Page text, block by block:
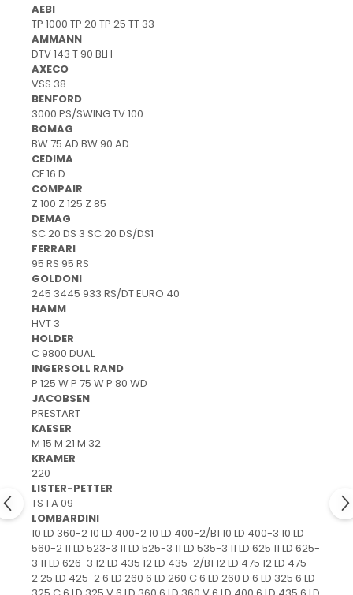
Bolturi - role - bucse
Burdufe si cilindri
Mecanice
Electrice
Hidraulice
Motoare electrice si pompe
SÖRENSEN
Mecanice
Electrice
Hidraulice
Cilindri hidraulici si burdufe
protectie
Grup electropompa
Bolturi, role si bucsi
MAMMUT LIFT
Mecanice
Electrice
Hidraulice
Motor electric si pompa hidraulica
Cilindru hidraulic si protectie
burduf
ERHEL - HYDRIS
Hidraulice
Electrice
Mecanice
Role, bucse si bolturi
Motoras electric si pompa
Cilindri si burdufuri protectie
AEBI
TP 1000 TP 20 TP 25 TT 33
AMMANN
DTV 143 T 90 BLH
AXECO
VSS 38
BENFORD
3000 PS/SWING TV 100
BOMAG
BW 75 AD BW 90 AD
CEDIMA
CF 16 D
COMPAIR
Z 100 Z 125 Z 85
DEMAG
SC 20 DS 3 SC 20 DS/DS1
FERRARI
95 RS 95 RS
GOLDONI
245 3445 933 RS/DT EURO 40
HAMM
HVT 3
HOLDER
C 9800 DUAL
INGERSOLL RAND
P 125 W P 75 W P 80 WD
JACOBSEN
PRESTART
KAESER
M 15 M 21 M 32
KRAMER
220
LISTER-PETTER
TS 1 A 09
LOMBARDINI
10 LD 360-2 10 LD 400-2 10 LD 400-2/B1 10 LD 400-3 10 LD
560-2 11 LD 523-3 11 LD 525-3 11 LD 535-3 11 LD 625 11 LD 625-
3 11 LD 626-3 12 LD 435 12 LD 435-2/B1 12 LD 475 12 LD 475-
2 25 LD 425-2 6 LD 260 6 LD 260 C 6 LD 260 D 6 LD 325 6 LD